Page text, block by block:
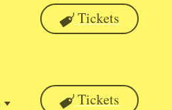
Tickets
Tickets